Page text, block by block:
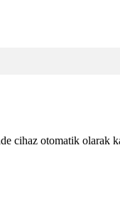
cihaz otomatik olarak